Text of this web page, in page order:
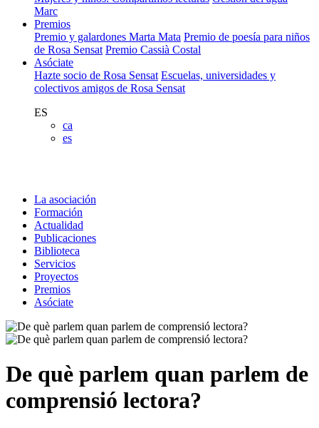
Marc
Premios
Premio y galardones Marta Mata Premio de poesía para niños
de Rosa Sensat Premio Cassià Costal
Asóciate
Hazte socio de Rosa Sensat Escuelas, universidades y
colectivos amigos de Rosa Sensat
ES
ca
es
La asociación
Formación
Actualidad
Publicaciones
Biblioteca
Servicios
Proyectos
Premios
Asóciate
De què parlem quan parlem de
comprensió lectora?